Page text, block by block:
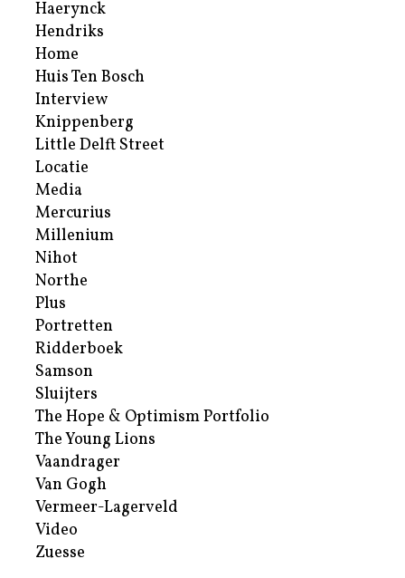
Haerynck
Hendriks
Home
Huis Ten Bosch
Interview
Knippenberg
Little Delft Street
Locatie
Media
Mercurius
Millenium
Nihot
Northe
Plus
Portretten
Ridderboek
Samson
Sluijters
The Hope & Optimism Portfolio
The Young Lions
Vaandrager
Van Gogh
Vermeer-Lagerveld
Video
Zuesse